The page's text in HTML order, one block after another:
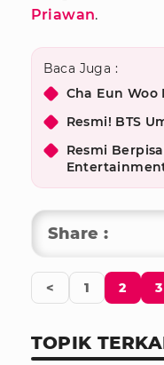
Priawan.
Baca Juga :
Cha Eun
Resmi! BTS
Resmi
Share :
< 1 2 3
TOPIK